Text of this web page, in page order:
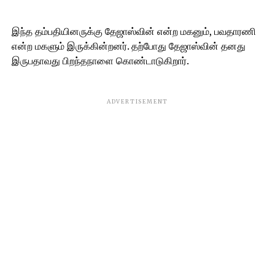
இந்த தம்பதியினருக்கு தேஜாஸ்வின் என்ற மகனும், பவதாரணி
என்ற மகளும் இருக்கின்றனர். தற்போது தேஜாஸ்வின் தனது
இருபதாவது பிறந்தநாளை கொண்டாடுகிறார்.
ADVERTISEMENT